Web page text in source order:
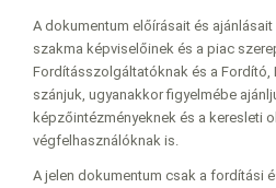
A dokumentum előírásait és
szakma képviselőinek és a piac
Fordításszolgáltatóknak és a Fordító,
szánjuk, ugyanakkor figyelmébe
képzőintézményeknek és a keresleti
végfelhasználóknak is.
A jelen dokumentum csak a fordítási